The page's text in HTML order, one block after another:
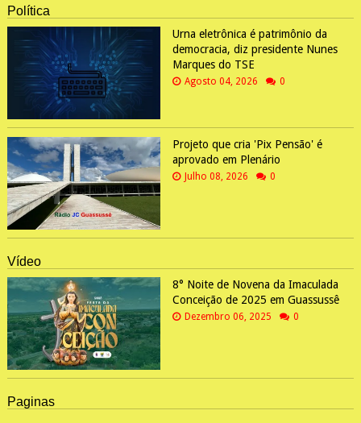
Política
Urna eletrônica é patrimônio da
democracia, diz presidente Nunes
Marques do TSE
Agosto 04, 2026 0
Projeto que cria 'Pix Pensão' é
aprovado em Plenário
Julho 08, 2026 0
Vídeo
8° Noite de Novena da Imaculada
Conceição de 2025 em Guassussê
Dezembro 06, 2025 0
Paginas